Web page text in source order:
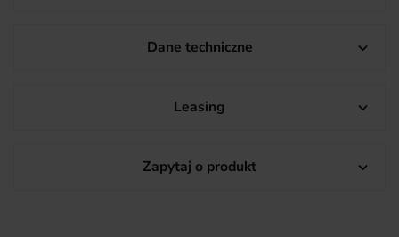
Dane techniczne 
Leasing 
Zapytaj o produkt 